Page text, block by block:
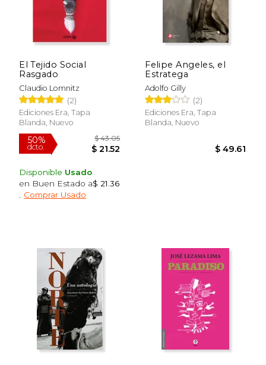
50%
dcto.
El Tejido Social
Rasgado
Claudio Lomnitz
(2)
Ediciones Era, Tapa
Blanda, Nuevo
50%
dcto. $ 21.52
Disponible Usado
en Buen Estado a$ 21.36
Comprar Usado
Felipe Angeles, el
Estratega
Adolfo Gilly
(2)
Ediciones Era, Tapa
Blanda, Nuevo